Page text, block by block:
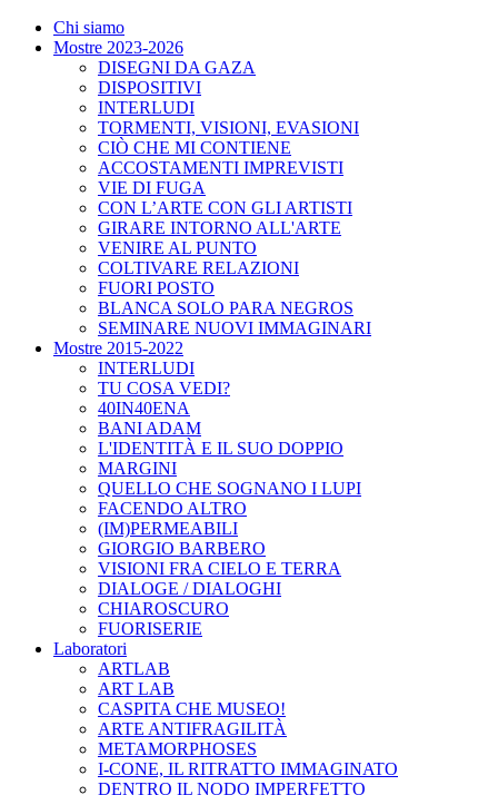
Chi siamo
Mostre 2023-2026
DISEGNI DA GAZA
DISPOSITIVI
INTERLUDI
TORMENTI, VISIONI, EVASIONI
CIÒ CHE MI CONTIENE
ACCOSTAMENTI IMPREVISTI
VIE DI FUGA
CON L’ARTE CON GLI ARTISTI
GIRARE INTORNO ALL'ARTE
VENIRE AL PUNTO
COLTIVARE RELAZIONI
FUORI POSTO
BLANCA SOLO PARA NEGROS
SEMINARE NUOVI IMMAGINARI
Mostre 2015-2022
INTERLUDI
TU COSA VEDI?
40IN40ENA
BANI ADAM
L'IDENTITÀ E IL SUO DOPPIO
MARGINI
QUELLO CHE SOGNANO I LUPI
FACENDO ALTRO
(IM)PERMEABILI
GIORGIO BARBERO
VISIONI FRA CIELO E TERRA
DIALOGE / DIALOGHI
CHIAROSCURO
FUORISERIE
Laboratori
ARTLAB
ART LAB
CASPITA CHE MUSEO!
ARTE ANTIFRAGILITÀ
METAMORPHOSES
I-CONE, IL RITRATTO IMMAGINATO
DENTRO IL NODO IMPERFETTO